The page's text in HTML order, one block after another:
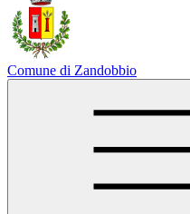
Comune di Zandobbio